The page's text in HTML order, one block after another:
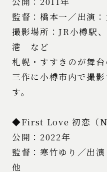
監督：橋本一／出演
撮影場所：JR小樽駅
港 など
札幌・すすきのが舞
三作に小樽市内で撮
す。
◆First Love 初恋（
公開：2022年
監督：寒竹ゆり／出
他